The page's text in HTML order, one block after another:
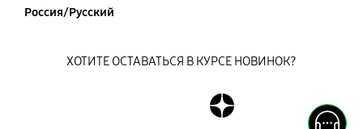
Россия/Русский
ХОТИТЕ ОСТАВАТЬСЯ В КУРСЕ НОВИНОК?